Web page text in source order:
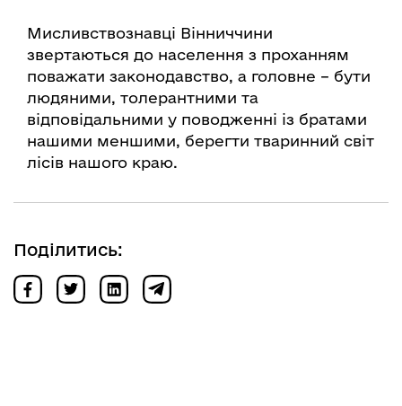
Мисливствознавці Вінниччини
звертаються до населення з проханням
поважати законодавство, а головне – бути
людяними, толерантними та
відповідальними у поводженні із братами
нашими меншими, берегти тваринний світ
лісів нашого краю.
Поділитись: